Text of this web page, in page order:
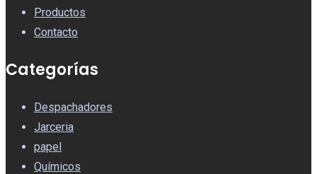
Productos
Contacto
Categorías
Despachadores
Jarceria
papel
Químicos